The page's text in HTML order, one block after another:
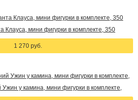
Клауса, мини фигурки в комплекте, 350
1 270 руб.
Ужин у камина, мини фигурки в комплекте,